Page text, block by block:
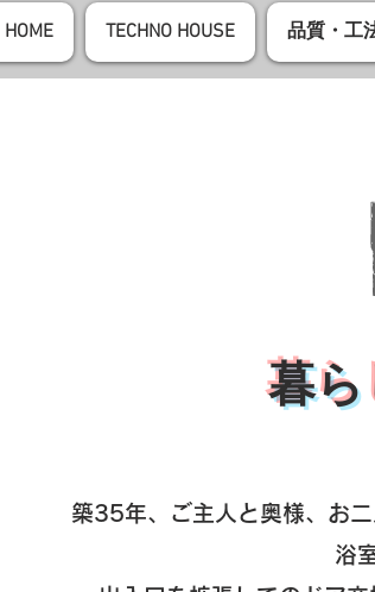
HOME TECHNO HOUSE 品質・工
暮
築35年、ご主人と奥様、お
浴